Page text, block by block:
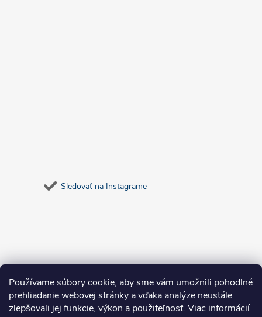
Používame súbory cookie, aby sme vám umožnili pohodlné
prehliadanie webovej stránky a vďaka analýze neustále
zlepšovali jej funkcie, výkon a použiteľnosť. Viac informácií
Sledovať na Instagrame